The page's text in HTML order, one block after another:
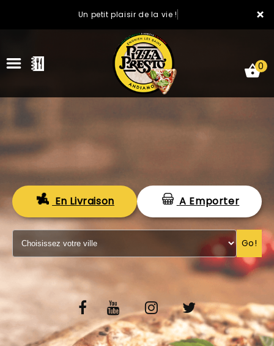
×
Un petit plaisir de la vie !
ACCUEIL
LA CARTE
VOTRE COMPTE
NOTRE RESTAURANT
VOS AVIS
MENTIONS LÉGALES
C.G.V
0
En Livraison A Emporter
Go!